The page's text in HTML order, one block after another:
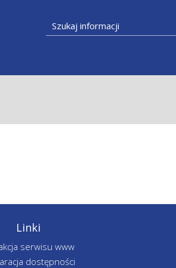
Szukaj informacji
Linki
serwisu www
dostępności